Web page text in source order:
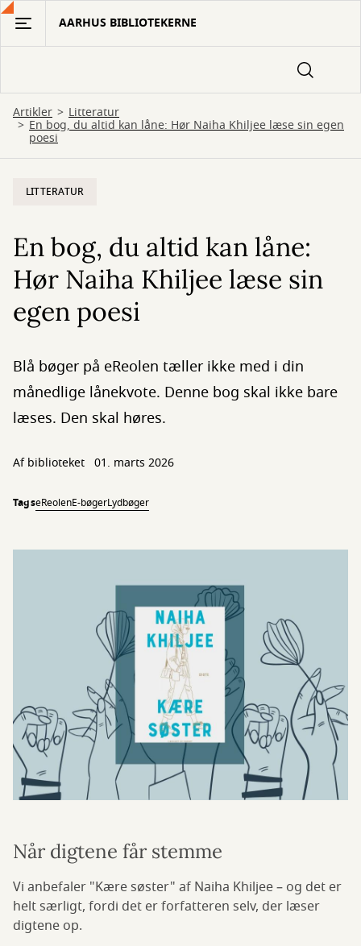
Gå
hovedindhold
AARHUS BIBLIOTEKERNE
Artikler Litteratur
En bog, du altid kan låne: Hør Naiha Khiljee læse sin egen
poesi
LITTERATUR
En bog, du altid kan låne:
Hør Naiha Khiljee læse sin
egen poesi
Blå bøger på eReolen tæller ikke med i din
månedlige lånekvote. Denne bog skal ikke bare
læses. Den skal høres.
Af biblioteket 01. marts 2026
TagseReolenE-bøgerLydbøger
Når digtene får stemme
Vi anbefaler "Kære søster" af Naiha Khiljee – og det er
helt særligt, fordi det er forfatteren selv, der læser
digtene op.